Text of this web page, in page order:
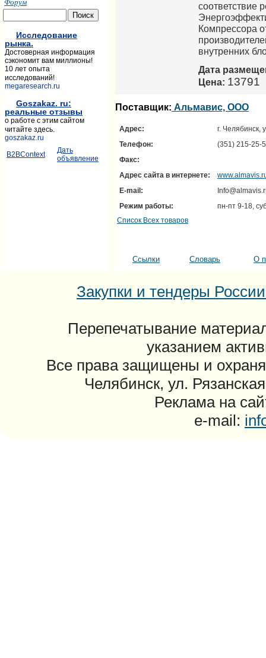
соответствие
Компрессора
внутренних
Дата
Цена: 13791
Поставщик: Альмавис, ООО
Адрес:
г. Челябинск,
Телефон:
(351) 215-25-
Факс:
Адрес сайта в интернете:
E-mail:
Режим работы:
пн-пт 9-18,
Список Всех товаров
Ссылки Словарь О
Исследование
рынка.
Достоверная информация
сэкономит вам миллионы!
10 лет опыта
исследований!
megaresearch.ru
Goszakaz. ru:
реальные отзывы
о работе с этим сайтом
читайте здесь.
goszakaz.ru
B2BContext
Дать
объявление
Закупки и тендеры
Перепечатывание
указанием
Все права защищены и
Челябинск, ул.
Реклама на
e-mail: